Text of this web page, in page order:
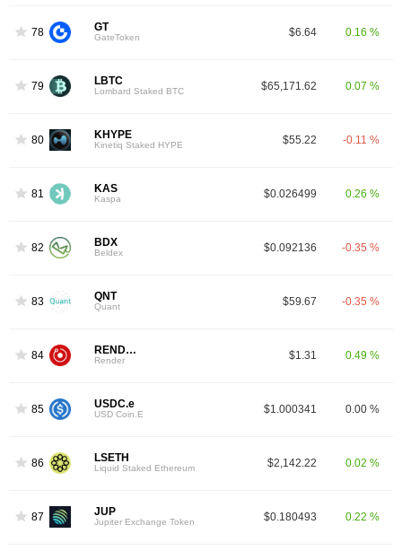
78 GT
GateToken $6.64 0.16 %
79 LBTC
Lombard Staked BTC $65,171.62 0.07 %
80 KHYPE
Kinetiq Staked HYPE $55.22 -0.11 %
81 KAS
Kaspa $0.026499 0.26 %
82 BDX
Beldex $0.092136 -0.35 %
83 QNT
Quant $59.67 -0.35 %
84 RENDER
Render $1.31 0.49 %
85 USDC.e
USD Coin.E $1.000341 0.00 %
86 LSETH
Liquid Staked Ethereum $2,142.22 0.02 %
87 JUP
Jupiter Exchange Token $0.180493 0.22 %